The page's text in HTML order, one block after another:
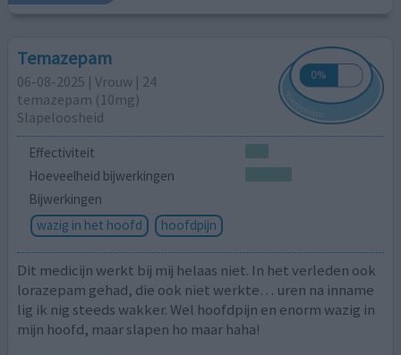
Temazepam
06-08-2025 | Vrouw | 24
temazepam (10mg)
Slapeloosheid
Effectiviteit
Hoeveelheid bijwerkingen
Bijwerkingen
wazig in het hoofd
hoofdpijn
Dit medicijn werkt bij mij helaas niet. In het verleden ook
lorazepam gehad, die ook niet werkte… uren na inname
lig ik nig steeds wakker. Wel hoofdpijn en enorm wazig in
mijn hoofd, maar slapen ho maar haha!